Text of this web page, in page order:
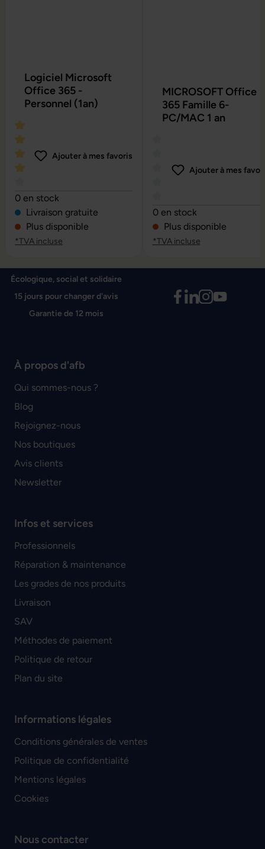
Logiciel Microsoft
Office 365 -
Personnel (1an)
Note moyenne de 4 sur 5 étoiles
Ajouter à mes favoris
0 en stock
Livraison gratuite
Plus disponible
*TVA incluse
MICROSOFT Office
365 Famille 6-
PC/MAC 1 an
Note moyenne de 0 sur 5
Ajouter à mes
0 en stock
Plus disponible
*TVA incluse
Écologique, social et solidaire
15 jours pour changer d'avis
Garantie de 12 mois
À propos d'afb
Qui sommes-nous ?
Blog
Rejoignez-nous
Nos boutiques
Avis clients
Newsletter
Infos et services
Professionnels
Réparation & maintenance
Les grades de nos produits
Livraison
SAV
Méthodes de paiement
Politique de retour
Plan du site
Informations légales
Conditions générales de ventes
Politique de confidentialité
Mentions légales
Cookies
Nous contacter